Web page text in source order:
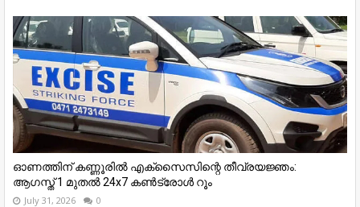
ഓണത്തിന് കണ്ണൂരില്‍ എക്സൈസിന്റെ തീവ്രയജ്ഞം:
ആഗസ്ത് 1 മുതല്‍ 24x7 കണ്‍ട്രോള്‍ റൂം
July 31, 2026 0